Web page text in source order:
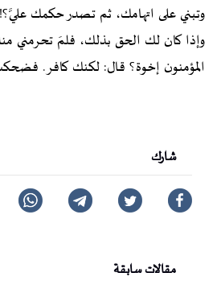
وتبني على اتهامك، ثم تصدر حكمك
وإذا كان لك الحق بذلك، فلمَ تحرمني
المؤمنون إخوة؟ قال: لكنك كافر.
شارك
مقالات سابقة